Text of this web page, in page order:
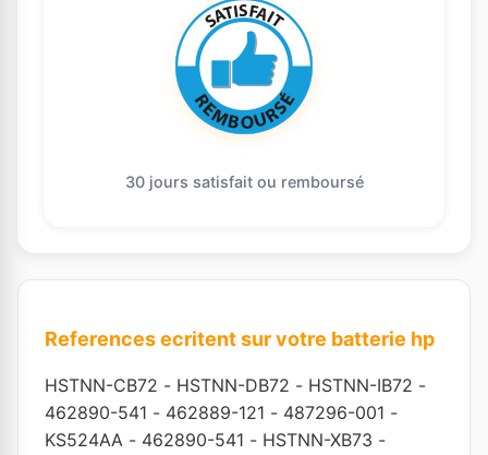
30 jours satisfait ou remboursé
References ecritent sur votre batterie hp
HSTNN-CB72 - HSTNN-DB72 - HSTNN-IB72 -
462890-541 - 462889-121 - 487296-001 -
KS524AA - 462890-541 - HSTNN-XB73 -